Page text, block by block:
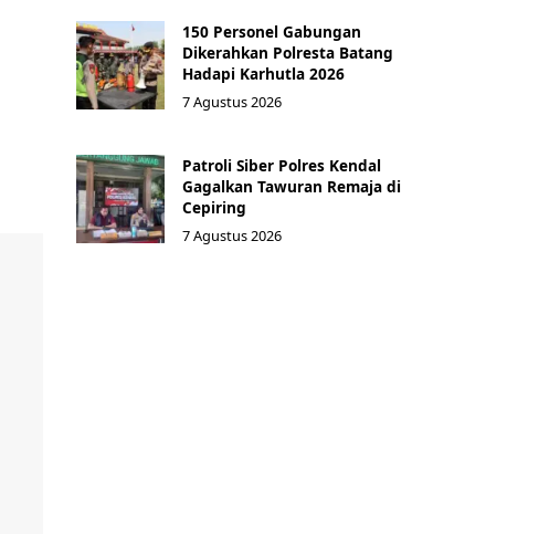
150 Personel Gabungan
Dikerahkan Polresta Batang
Hadapi Karhutla 2026
7 Agustus 2026
Patroli Siber Polres Kendal
Gagalkan Tawuran Remaja di
Cepiring
7 Agustus 2026